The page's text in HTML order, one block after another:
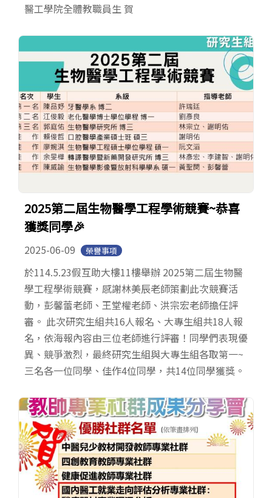
醫工學院全體教職員生 賀
2025第二屆生物醫學工程學術競賽~恭喜
獲獎同學🎉
2025-06-09 榮譽事項
於114.5.23假互助大樓11樓舉辦 2025第二屆生物醫
學工程學術競賽，感謝林美辰老師策劃此次競賽活
動，彭馨蕾老師、王堂權老師、洪宗宏老師擔任評
審。 此次研究生組共16人報名、大專生組共18人報
名，依海報內容由三位老師進行評審！同學們表現優
異、競爭激烈，最終研究生組與大專生組各取第一~
三名各一位同學、佳作4位同學，共14位同學獲獎。